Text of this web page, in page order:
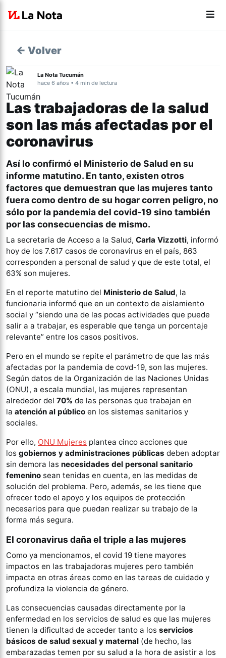
← Volver
La Nota Tucumán
hace 6 años • 4 min de lectura
Las trabajadoras de la salud
son las más afectadas por el
coronavirus
Así lo confirmó el Ministerio de Salud en su
informe matutino. En tanto, existen otros
factores que demuestran que las mujeres tanto
fuera como dentro de su hogar corren peligro, no
sólo por la pandemia del covid-19 sino también
por las consecuencias de mismo.
La secretaria de Acceso a la Salud, Carla Vizzotti, informó
hoy de los 7.617 casos de coronavirus en el país, 863
corresponden a personal de salud y que de este total, el
63% son mujeres.
En el reporte matutino del Ministerio de Salud, la
funcionaria informó que en un contexto de aislamiento
social y “siendo una de las pocas actividades que puede
salir a a trabajar, es esperable que tenga un porcentaje
relevante” entre los casos positivos.
Pero en el mundo se repite el parámetro de que las más
afectadas por la pandemia de covd-19, son las mujeres.
Según datos de la Organización de las Naciones Unidas
(ONU), a escala mundial, las mujeres representan
alrededor del 70% de las personas que trabajan en
la atención al público en los sistemas sanitarios y
sociales.
Por ello, ONU Mujeres plantea cinco acciones que
los gobiernos y administraciones públicas deben adoptar
sin demora las necesidades del personal sanitario
femenino sean tenidas en cuenta, en las medidas de
solución del problema. Pero, además, se les tiene que
ofrecer todo el apoyo y los equipos de protección
necesarios para que puedan realizar su trabajo de la
forma más segura.
El coronavirus daña el triple a las mujeres
Como ya mencionamos, el covid 19 tiene mayores
impactos en las trabajadoras mujeres pero también
impacta en otras áreas como en las tareas de cuidado y
profundiza la violencia de género.
Las consecuencias causadas directamente por la
enfermedad en los servicios de salud es que las mujeres
tienen la dificultad de acceder tanto a los servicios
básicos de salud sexual y maternal (de hecho, las
embarazadas temen por su salud a la hora de asistir a los